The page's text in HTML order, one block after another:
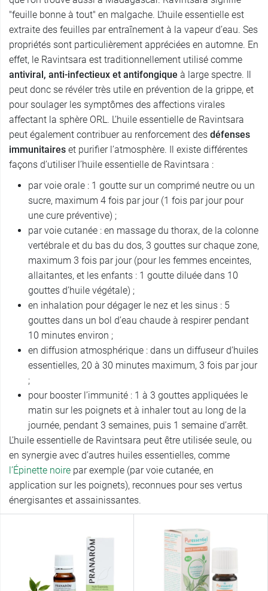
"feuille bonne à tout" en malgache. L’huile essentielle est
extraite des feuilles par entraînement à la vapeur d’eau. Ses
propriétés sont particulièrement appréciées en automne. En
effet, le Ravintsara est traditionnellement utilisé comme
antiviral, anti-infectieux et antifongique à large spectre. Il
peut donc se révéler très utile en prévention de la grippe, et
pour soulager les symptômes des affections virales
affectant la sphère ORL. L’huile essentielle de Ravintsara
peut également contribuer au renforcement des défenses
immunitaires et purifier l’atmosphère. Il existe différentes
façons d’utiliser l’huile essentielle de Ravintsara :
par voie orale : 1 goutte sur un comprimé neutre ou un
sucre, maximum 4 fois par jour (1 fois par jour pour
une cure préventive) ;
par voie cutanée : en massage du thorax, de la colonne
vertébrale et du bas du dos, 3 gouttes sur chaque zone,
maximum 3 fois par jour (pour les femmes enceintes,
allaitantes, et les enfants : 1 goutte diluée dans 10
gouttes d’huile végétale) ;
en inhalation pour dégager le nez et les sinus : 5
gouttes dans un bol d’eau chaude à respirer pendant
10 minutes environ ;
en diffusion atmosphérique : dans un diffuseur d’huiles
essentielles, 20 à 30 minutes maximum, 3 fois par jour
;
pour booster l’immunité : 1 à 3 gouttes appliquées le
matin sur les poignets et à inhaler tout au long de la
journée, pendant 3 semaines, puis 1 semaine d’arrêt.
L’huile essentielle de Ravintsara peut être utilisée seule, ou
en synergie avec d’autres huiles essentielles, comme
l’Épinette noire par exemple (par voie cutanée, en
application sur les poignets), reconnues pour ses vertus
énergisantes et assainissantes.